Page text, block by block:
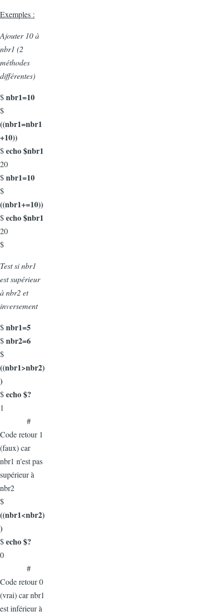
Exemples :
Ajouter 10 à
nbr1 (2
méthodes
différentes)
$nbr1=10
$
((nbr1=nbr1
+10))
$echo $nbr1
20
$nbr1=10
$
((nbr1+=10))
$echo $nbr1
20
$
Test si nbr1
est supérieur
à nbr2 et
inversement
$nbr1=5
$nbr2=6
$
((nbr1>nbr2)
)
$echo $?
1
#
Code retour 1
(faux) car
nbr1 n'est pas
supérieur à
nbr2
$
((nbr1<nbr2)
)
$echo $?
0
#
Code retour 0
(vrai) car nbr1
est inférieur à